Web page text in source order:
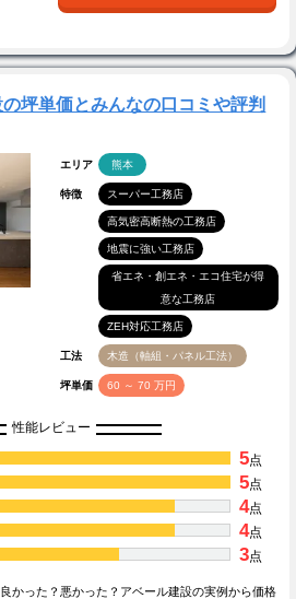
坪単価とみんなの口コミや評判
エリア 熊本
特徴 スーパー工務店
高気密高断熱の工務店
地震に強い工務店
省エネ・創エネ・エコ住宅が得
意な工務店
ZEH対応工務店
工法 木造（軸組・パネル工法）
坪単価 60 ～ 70 万円
性能レビュー
5点
5点
4点
4点
3点
かった？悪かった？アベール建設の実例から価格